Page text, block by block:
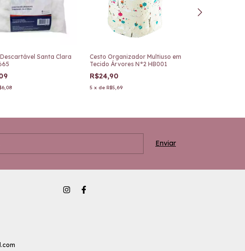
Santa Clara
Cesto Organizador Multiuso em
Tecido Árvores N°2 HB001
R$24,90
5 x de R$5,69